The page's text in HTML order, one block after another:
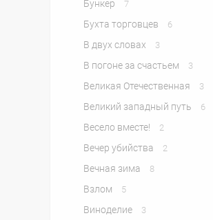
Бункер 7
Бухта торговцев 6
В двух словах 3
В погоне за счастьем 3
Великая Отечественная 3
Великий западный путь 6
Весело вместе! 2
Вечер убийства 2
Вечная зима 8
Взлом 5
Виноделие 3